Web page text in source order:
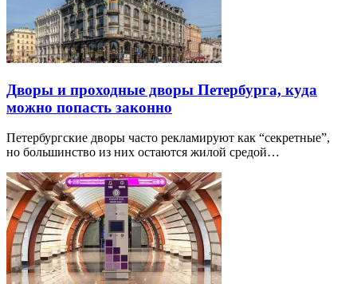
Дворы и проходные дворы Петербурга, куда
можно попасть законно
Петербургские дворы часто рекламируют как “секретные”,
но большинство из них остаются жилой средой…